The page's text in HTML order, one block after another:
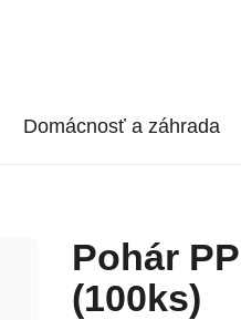
Domácnosť a záhrada
Pohár
(100ks)